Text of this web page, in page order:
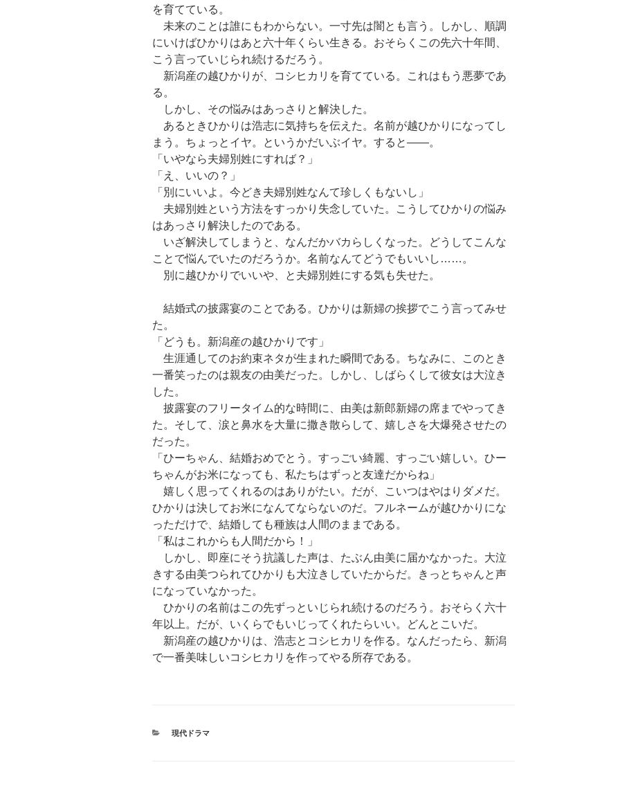
を育てている。
未来のことは誰にもわからない。一寸先は闇とも言う。しかし、順調
にいけばひかりはあと六十年くらい生きる。おそらくこの先六十年間、
こう言っていじられ続けるだろう。
新潟産の越ひかりが、コシヒカリを育てている。これはもう悪夢であ
る。
しかし、その悩みはあっさりと解決した。
あるときひかりは浩志に気持ちを伝えた。名前が越ひかりになってし
まう。ちょっとイヤ。というかだいぶイヤ。すると――。
「いやなら夫婦別姓にすれば？」
「え、いいの？」
「別にいいよ。今どき夫婦別姓なんて珍しくもないし」
夫婦別姓という方法をすっかり失念していた。こうしてひかりの悩み
はあっさり解決したのである。
いざ解決してしまうと、なんだかバカらしくなった。どうしてこんな
ことで悩んでいたのだろうか。名前なんてどうでもいいし……。
別に越ひかりでいいや、と夫婦別姓にする気も失せた。
結婚式の披露宴のことである。ひかりは新婦の挨拶でこう言ってみせ
た。
「どうも。新潟産の越ひかりです」
生涯通してのお約束ネタが生まれた瞬間である。ちなみに、このとき
一番笑ったのは親友の由美だった。しかし、しばらくして彼女は大泣き
した。
披露宴のフリータイム的な時間に、由美は新郎新婦の席までやってき
た。そして、涙と鼻水を大量に撒き散らして、嬉しさを大爆発させたの
だった。
「ひーちゃん、結婚おめでとう。すっごい綺麗、すっごい嬉しい。ひー
ちゃんがお米になっても、私たちはずっと友達だからね」
嬉しく思ってくれるのはありがたい。だが、こいつはやはりダメだ。
ひかりは決してお米になんてならないのだ。フルネームが越ひかりにな
っただけで、結婚しても種族は人間のままである。
「私はこれからも人間だから！」
しかし、即座にそう抗議した声は、たぶん由美に届かなかった。大泣
きする由美つられてひかりも大泣きしていたからだ。きっとちゃんと声
になっていなかった。
ひかりの名前はこの先ずっといじられ続けるのだろう。おそらく六十
年以上。だが、いくらでもいじってくれたらいい。どんとこいだ。
新潟産の越ひかりは、浩志とコシヒカリを作る。なんだったら、新潟
で一番美味しいコシヒカリを作ってやる所存である。
カ
現代ドラマ